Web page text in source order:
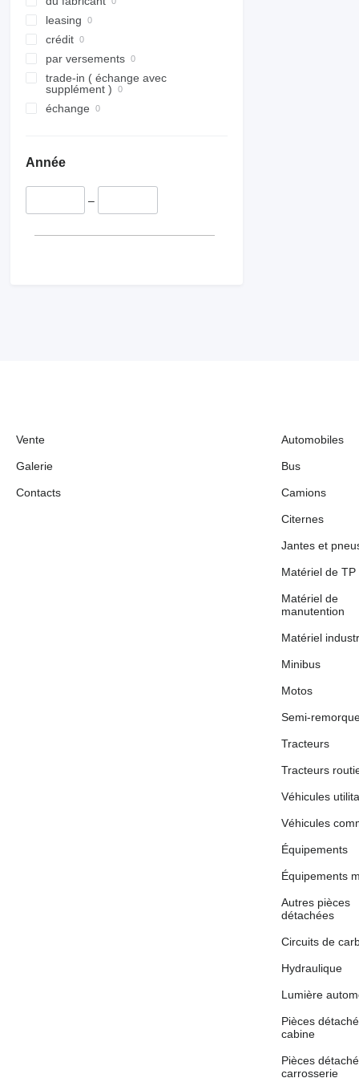
capteurs de niveau d'huile
moteur
leasing
crédit
par versements
trade-in ( échange avec
supplément )
échange
Année
–
Vente
Galerie
Contacts
Automobiles
Bus
Camions
Citernes
Jantes et
Matériel de TP
Matériel de
manutention
Matériel
Minibus
Motos
Semi-
Tracteurs
Tracteurs
Véhicules
Véhicules
Équipements
Équipements
Autres pièces
détachées
Circuits de
Hydraulique
Lumière
Pièces
cabine
Pièces
carrosserie